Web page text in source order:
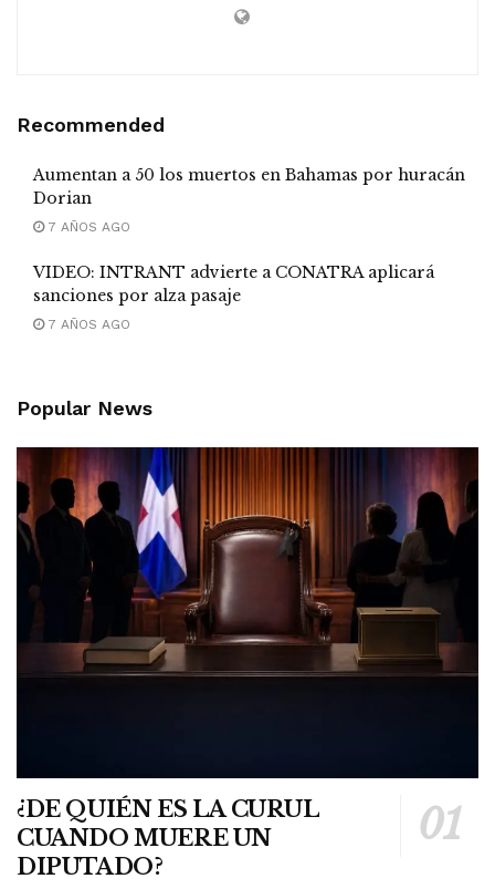
Recommended
Aumentan a 50 los muertos en Bahamas por huracán
Dorian
7 AÑOS AGO
VIDEO: INTRANT advierte a CONATRA aplicará
sanciones por alza pasaje
7 AÑOS AGO
Popular News
¿DE QUIÉN ES LA CURUL
CUANDO MUERE UN
DIPUTADO?